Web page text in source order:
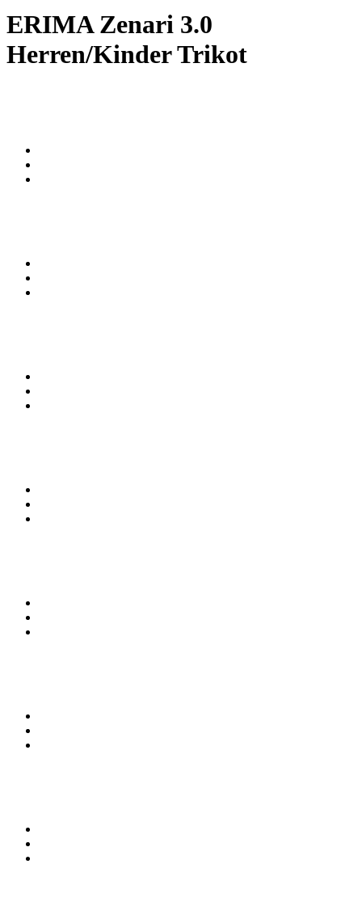
ERIMA Zenari 3.0
Herren/Kinder Trikot